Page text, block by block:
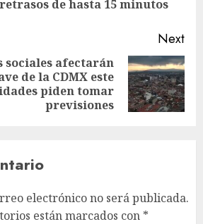
de hasta 15 minutos
Next
sociales afectarán
de la CDMX este
piden tomar
previsiones
electrónico no será publicada.
están marcados con *